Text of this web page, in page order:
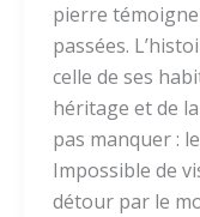
pierre
passées.
celle de ses
héritage et de
pas manquer :
Impossible de
détour par le